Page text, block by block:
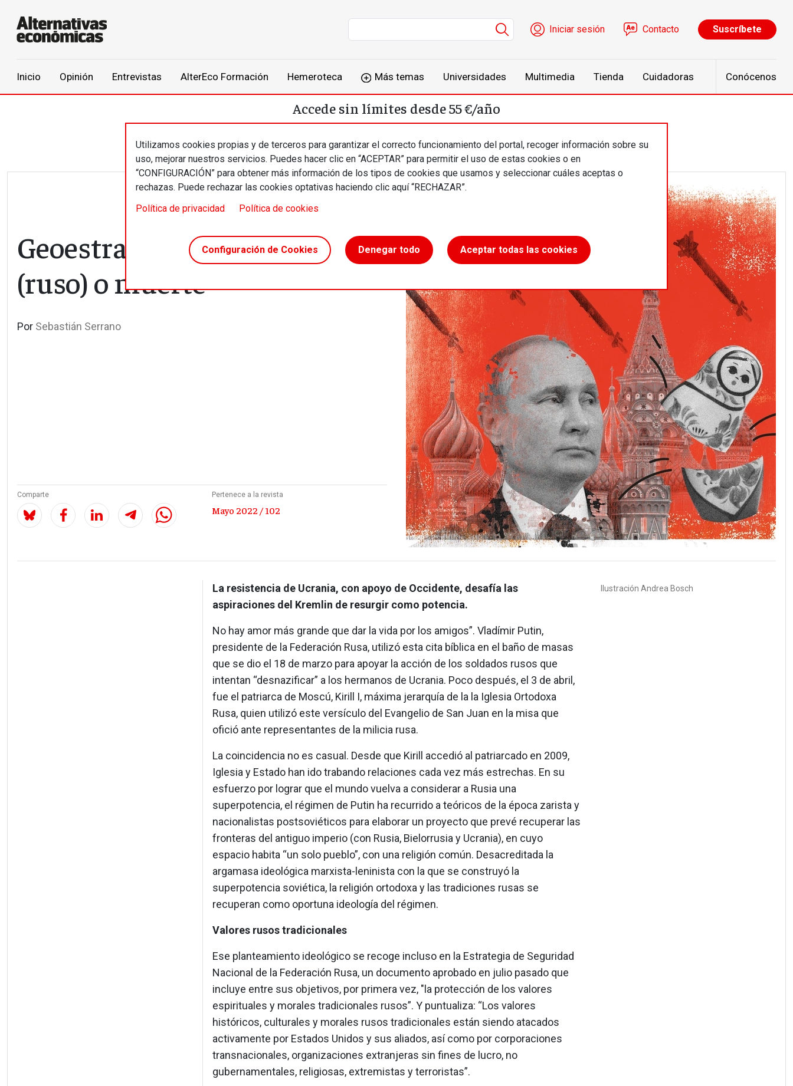
Menú de cuenta de usuario
Iniciar sesión Contacto Suscríbete
Inicio Opinión Entrevistas AlterEco Formación Hemeroteca Más temas Universidades Multimedia Tienda Cuidadoras Conócenos
Utilizamos cookies propias y de terceros para garantizar el correcto funcionamiento del portal, recoger información sobre su
uso, mejorar nuestros servicios. Puedes hacer clic en “ACEPTAR” para permitir el uso de estas cookies o en
“CONFIGURACIÓN” para obtener más información de los tipos de cookies que usamos y seleccionar cuáles aceptas o
rechazas. Puede rechazar las cookies optativas haciendo clic aquí “RECHAZAR”.
Política de privacidad
Política de cookies
Configuración de Cookies Denegar todo Aceptar todas las cookies
Accede sin límites desde 55 €/año
Geoestrategia // Imperio
(ruso) o muerte
Por Sebastián Serrano
Comparte Pertenece a la revista
Mayo 2022 / 102
Ilustración Andrea Bosch
La resistencia de Ucrania, con apoyo de Occidente, desafía las
aspiraciones del Kremlin de resurgir como potencia.
No hay amor más grande que dar la vida por los amigos”. Vladímir Putin,
presidente de la Federación Rusa, utilizó esta cita bíblica en el baño de masas
que se dio el 18 de marzo para apoyar la acción de los soldados rusos que
intentan “desnazificar” a los hermanos de Ucrania. Poco después, el 3 de abril,
fue el patriarca de Moscú, Kirill I, máxima jerarquía de la la Iglesia Ortodoxa
Rusa, quien utilizó este versículo del Evangelio de San Juan en la misa que
ofició ante representantes de la milicia rusa.
La coincidencia no es casual. Desde que Kirill accedió al patriarcado en 2009,
Iglesia y Estado han ido trabando relaciones cada vez más estrechas. En su
esfuerzo por lograr que el mundo vuelva a considerar a Rusia una
superpotencia, el régimen de Putin ha recurrido a teóricos de la época zarista y
nacionalistas postsoviéticos para elaborar un proyecto que prevé recuperar las
fronteras del antiguo imperio (con Rusia, Bielorrusia y Ucrania), en cuyo
espacio habita “un solo pueblo”, con una religión común. Desacreditada la
argamasa ideológica marxista-leninista con la que se construyó la
superpotencia soviética, la religión ortodoxa y las tradiciones rusas se
recuperan como oportuna ideología del régimen.
Valores rusos tradicionales
Ese planteamiento ideológico se recoge incluso en la Estrategia de Seguridad
Nacional de la Federación Rusa, un documento aprobado en julio pasado que
incluye entre sus objetivos, por primera vez, "la protección de los valores
espirituales y morales tradicionales rusos”. Y puntualiza: “Los valores
históricos, culturales y morales rusos tradicionales están siendo atacados
activamente por Estados Unidos y sus aliados, así como por corporaciones
transnacionales, organizaciones extranjeras sin fines de lucro, no
gubernamentales, religiosas, extremistas y terroristas”.